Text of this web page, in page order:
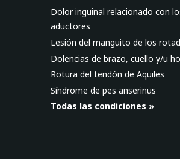
Dolor inguinal relacionado con
aductores
Lesión del manguito de los
Dolencias de brazo, cuello y/u
Rotura del tendón de Aquiles
Síndrome de pes anserinus
Todas las condiciones »